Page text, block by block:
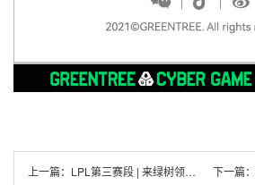
上一篇： LPL第三赛段 | 来绿树领观赛门票+免费上机 下一篇：